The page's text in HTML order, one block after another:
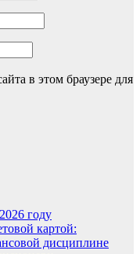
в этом браузере для
году
картой:
дисциплине